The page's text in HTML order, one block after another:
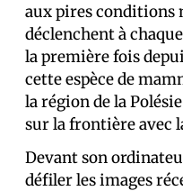
aux pires conditions
déclenchent à
la première fois
cette espèce de
la région de la
sur la frontière avec
Devant son
défiler les images